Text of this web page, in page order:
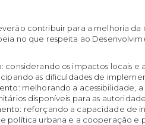
contribuir para a melhoria
no que respeita ao
: considerando os impactos locais e
as dificuldades de
: melhorando a acessibilidade,
disponíveis para as
: reforçando a capacidade de
política urbana e a cooperação e